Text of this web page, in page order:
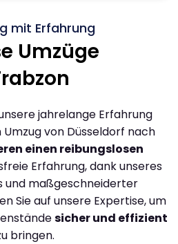
mit Erfahrung
Umzüge
jahrelange Erfahrung
von Düsseldorf nach
einen reibungslosen
Erfahrung, dank unseres
und maßgeschneiderter
Sie auf unsere Expertise, um
sicher und effizient
bringen.